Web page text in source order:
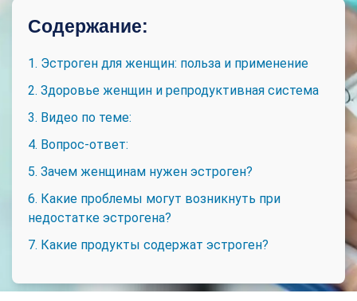
Содержание:
1. Эстроген для женщин: польза и применение
2. Здоровье женщин и репродуктивная система
3. Видео по теме:
4. Вопрос-ответ:
5. Зачем женщинам нужен эстроген?
6. Какие проблемы могут возникнуть при
недостатке эстрогена?
7. Какие продукты содержат эстроген?